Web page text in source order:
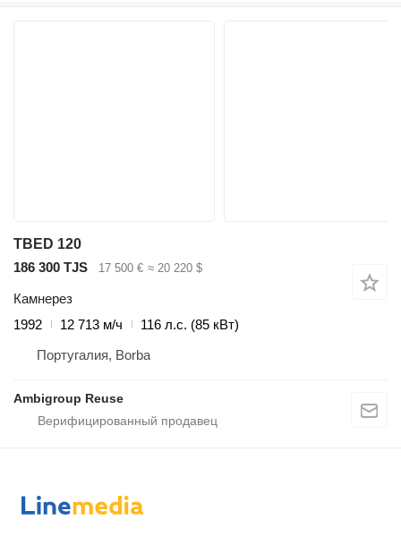
TBED 120
186 300 TJS
17 500 € ≈ 20 220 $
Камнерез
1992
12 713 м/ч
116 л.с. (85 кВт)
Португалия, Borba
Ambigroup Reuse